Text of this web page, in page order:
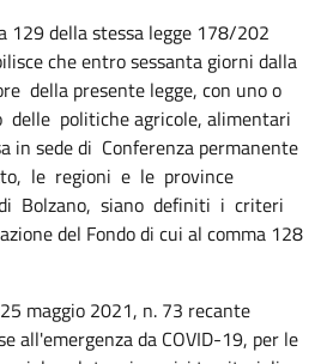
129 della stessa legge 178/202
che entro sessanta giorni dalla
della presente legge, con uno o
delle politiche agricole, alimentari
in sede di Conferenza permanente
le regioni e le province
Bolzano, siano definiti i criteri
del Fondo di cui al comma 128
maggio 2021, n. 73 recante
all'emergenza da COVID-19, per le